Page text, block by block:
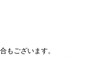
もございます。